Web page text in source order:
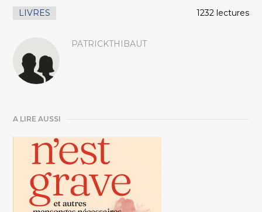
LIVRES 1232 lectures
PATRICKTHIBAUT
A LIRE AUSSI